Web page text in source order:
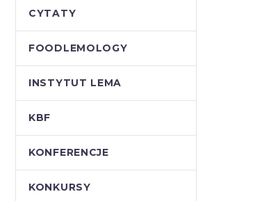
CYTATY
FOODLEMOLOGY
INSTYTUT LEMA
KBF
KONFERENCJE
KONKURSY